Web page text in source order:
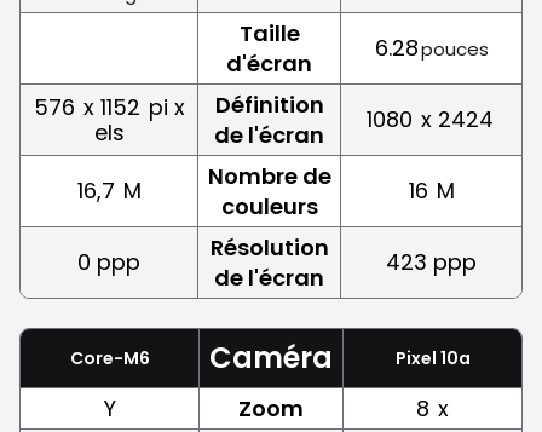
Taille
d'écran
6.28pouces
576 x 1152 pi x
els
Définition
de l'écran
1080 x 2424
16,7 M
Nombre de
couleurs
16 M
0 ppp
Résolution
de l'écran
423 ppp
Core-M6 Caméra Pixel 10a
Y Zoom 8 x